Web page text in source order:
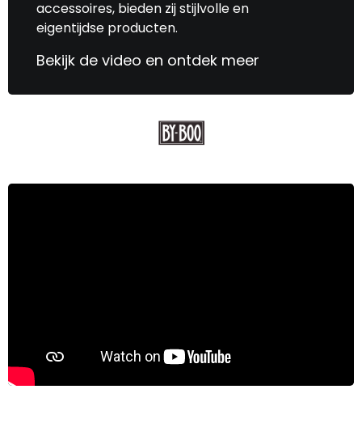
accessoires, bieden zij stijlvolle en
eigentijdse producten.
Bekijk de video en ontdek meer